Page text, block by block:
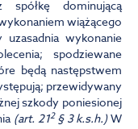
spółkę dominującą
wiążącego
wykonanie
spodziewane
będą następstwem
przewidywany
szkody poniesionej
(art. 212§ 3 k.s.h.)W